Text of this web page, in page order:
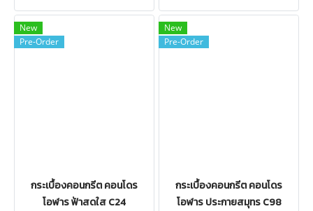
New
Pre-Order
กระเบื้องคอนกรีต คอนโดร
โอฬาร ฟ้าสดใส C24
New
Pre-Order
กระเบื้องคอนกรีต คอนโดร
โอฬาร ประกายสมุทร C98